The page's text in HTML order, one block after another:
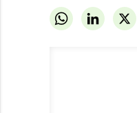
WhatsAppLinkedInX